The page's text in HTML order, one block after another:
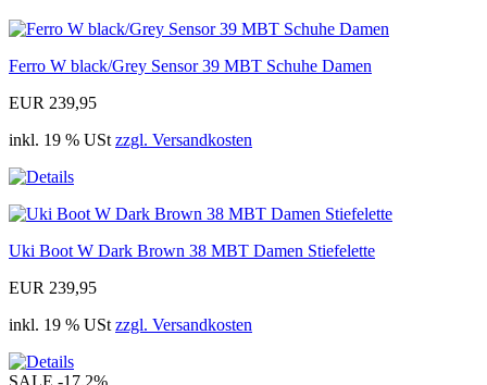
Ferro W black/Grey Sensor 39 MBT Schuhe Damen
EUR 239,95
inkl. 19 % USt zzgl. Versandkosten
Uki Boot W Dark Brown 38 MBT Damen Stiefelette
EUR 239,95
inkl. 19 % USt zzgl. Versandkosten
SALE -17.2%